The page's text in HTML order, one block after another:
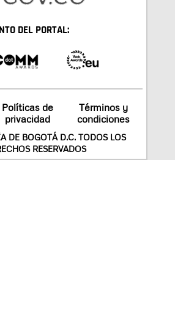
DEL PORTAL:
Políticas de
privacidad
Términos y
condiciones
DE BOGOTÁ D.C. TODOS LOS
RESERVADOS